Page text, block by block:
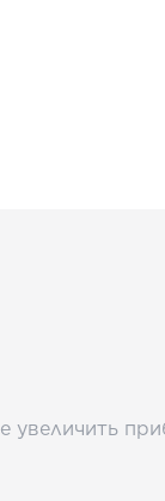
увеличить